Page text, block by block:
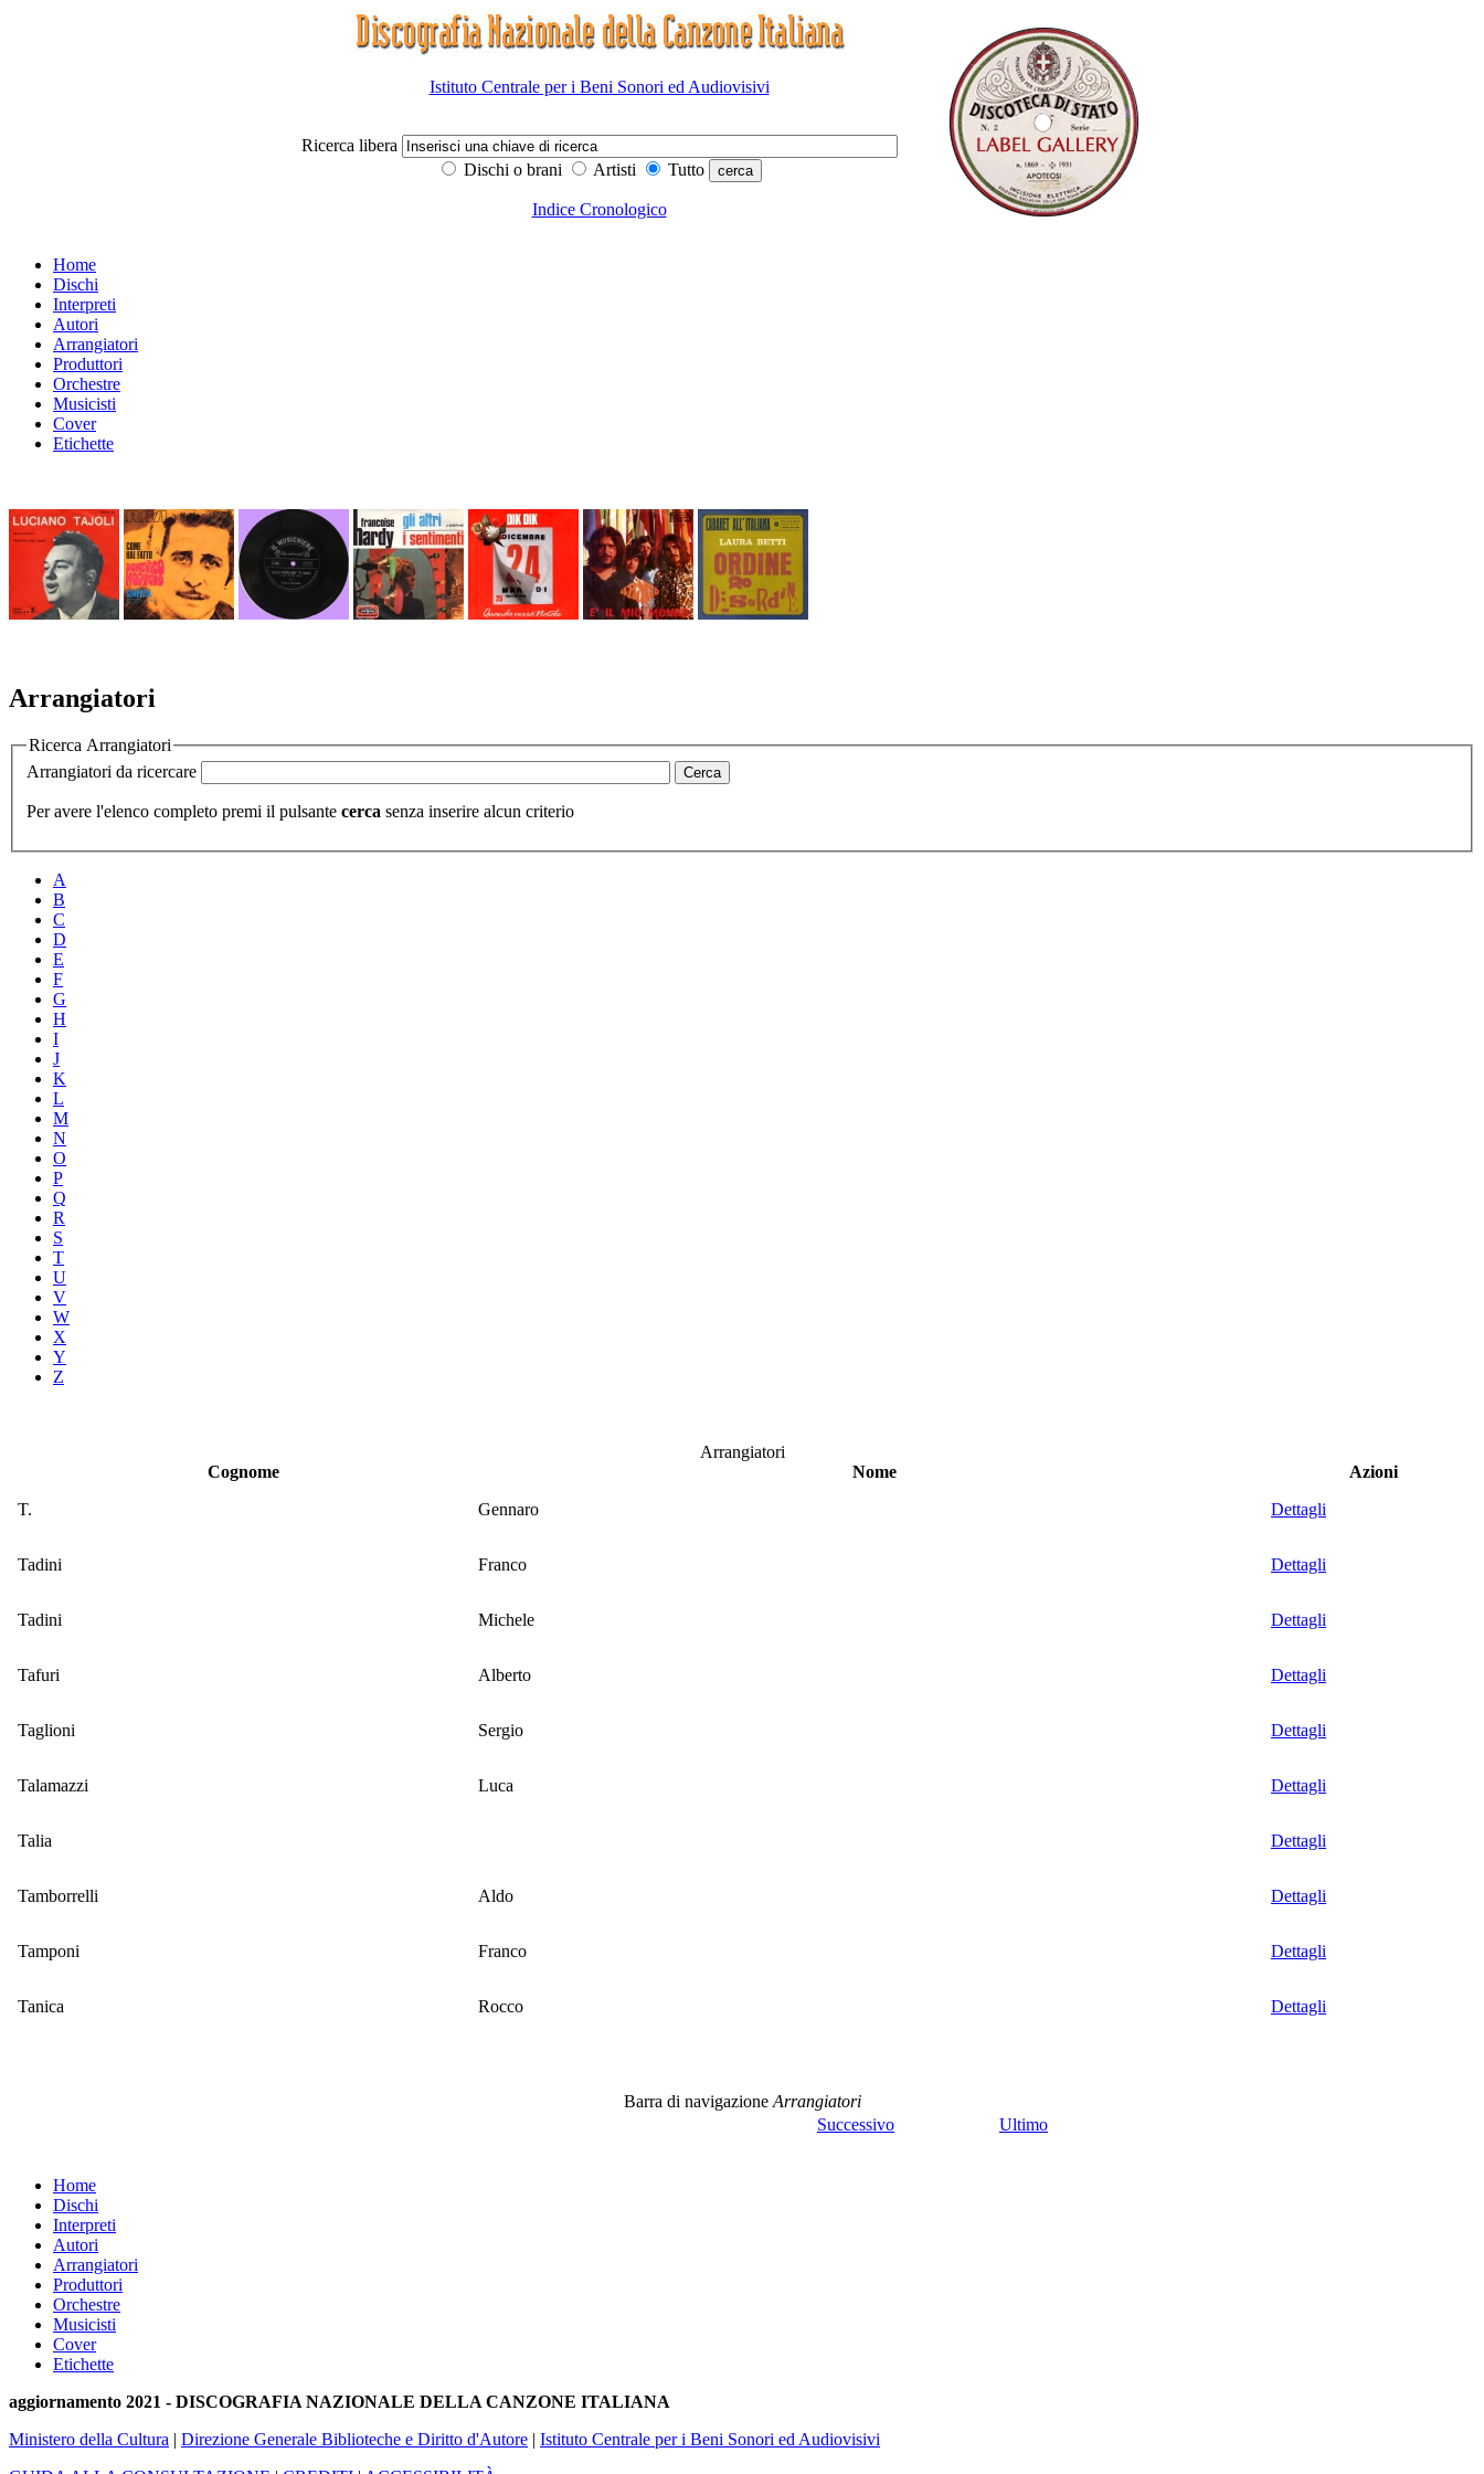
Istituto Centrale per i Beni Sonori ed Audiovisivi
Ricerca libera
Dischi o brani
Artisti Tutto
Indice Cronologico
Home
Dischi
Interpreti
Autori
Arrangiatori
Produttori
Orchestre
Musicisti
Cover
Etichette
Arrangiatori
Ricerca Arrangiatori
Arrangiatori da ricercare
Per avere l'elenco completo premi il pulsante cerca senza inserire alcun criterio
A
B
C
D
E
F
G
H
I
J
K
L
M
N
O
P
Q
R
S
T
U
V
W
X
Y
Z
Arrangiatori
Cognome
Nome
Azioni
T.
Gennaro Dettagli
Tadini Franco Dettagli
Tadini Michele Dettagli
Tafuri Alberto Dettagli
Taglioni Sergio Dettagli
Talamazzi Luca Dettagli
Talia Dettagli
Tamborrelli Aldo Dettagli
Tamponi Franco Dettagli
Tanica Rocco Dettagli
Barra di navigazioneArrangiatori
Successivo
Ultimo
Home
Dischi
Interpreti
Autori
Arrangiatori
Produttori
Orchestre
Musicisti
Cover
Etichette
aggiornamento 2021 - DISCOGRAFIA NAZIONALE DELLA CANZONE ITALIANA
Ministero della Cultura | Direzione Generale Biblioteche e Diritto d'Autore | Istituto Centrale per i Beni Sonori ed Audiovisivi